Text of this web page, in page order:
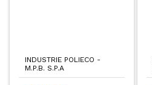
INDUSTRIE POLIECO -
M.P.B. S.P.A